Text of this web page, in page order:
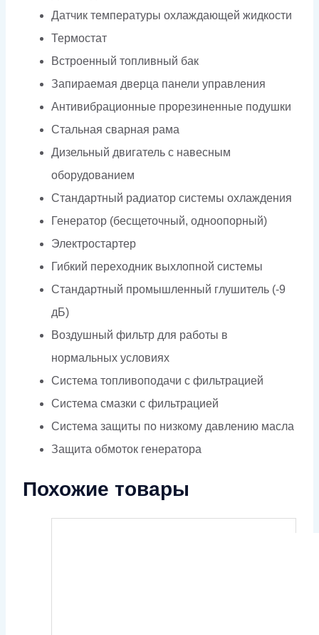
Датчик температуры охлаждающей жидкости
Термостат
Встроенный топливный бак
Запираемая дверца панели управления
Антивибрационные прорезиненные подушки
Стальная сварная рама
Дизельный двигатель с навесным
оборудованием
Стандартный радиатор системы охлаждения
Генератор (бесщеточный, одноопорный)
Электростартер
Гибкий переходник выхлопной системы
Стандартный промышленный глушитель (-9
дБ)
Воздушный фильтр для работы в
нормальных условиях
Система топливоподачи с фильтрацией
Система смазки с фильтрацией
Система защиты по низкому давлению масла
Защита обмоток генератора
Похожие товары